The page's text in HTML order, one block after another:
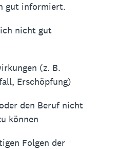
gut informiert.
nicht gut
(z. B.
Erschöpfung)
den Beruf nicht
können
Folgen der